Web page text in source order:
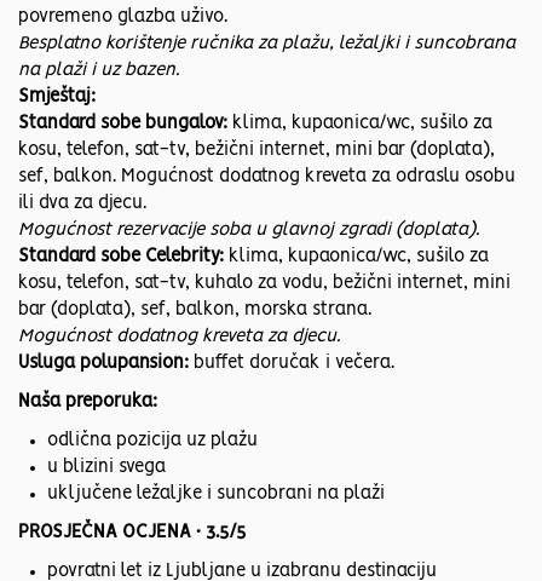
povremeno glazba uživo.
Besplatno korištenje ručnika za plažu, ležaljki i suncobrana
na plaži i uz bazen.
Smještaj:
Standard sobe bungalov: klima, kupaonica/wc, sušilo za
kosu, telefon, sat-tv, bežični internet, mini bar (doplata),
sef, balkon. Mogućnost dodatnog kreveta za odraslu osobu
ili dva za djecu.
Mogućnost rezervacije soba u glavnoj zgradi (doplata).
Standard sobe Celebrity: klima, kupaonica/wc, sušilo za
kosu, telefon, sat-tv, kuhalo za vodu, bežični internet, mini
bar (doplata), sef, balkon, morska strana.
Mogućnost dodatnog kreveta za djecu.
Usluga polupansion: buffet doručak i večera.
Naša preporuka:
odlična pozicija uz plažu
u blizini svega
uključene ležaljke i suncobrani na plaži
PROSJEČNA OCJENA • 3.5/5
povratni let iz Ljubljane u izabranu destinaciju